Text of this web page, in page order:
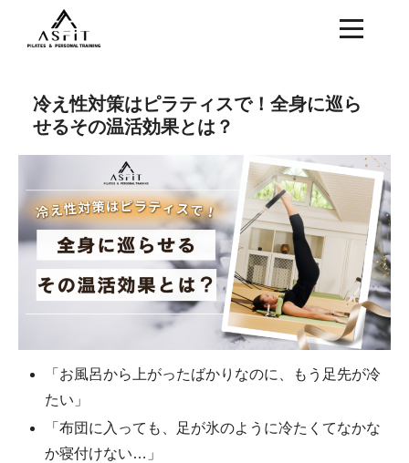
冷え性対策はピラティスで！全身に巡ら
せるその温活効果とは？
「お風呂から上がったばかりなのに、もう足先が冷
たい」
「布団に入っても、足が氷のように冷たくてなかな
か寝付けない…」